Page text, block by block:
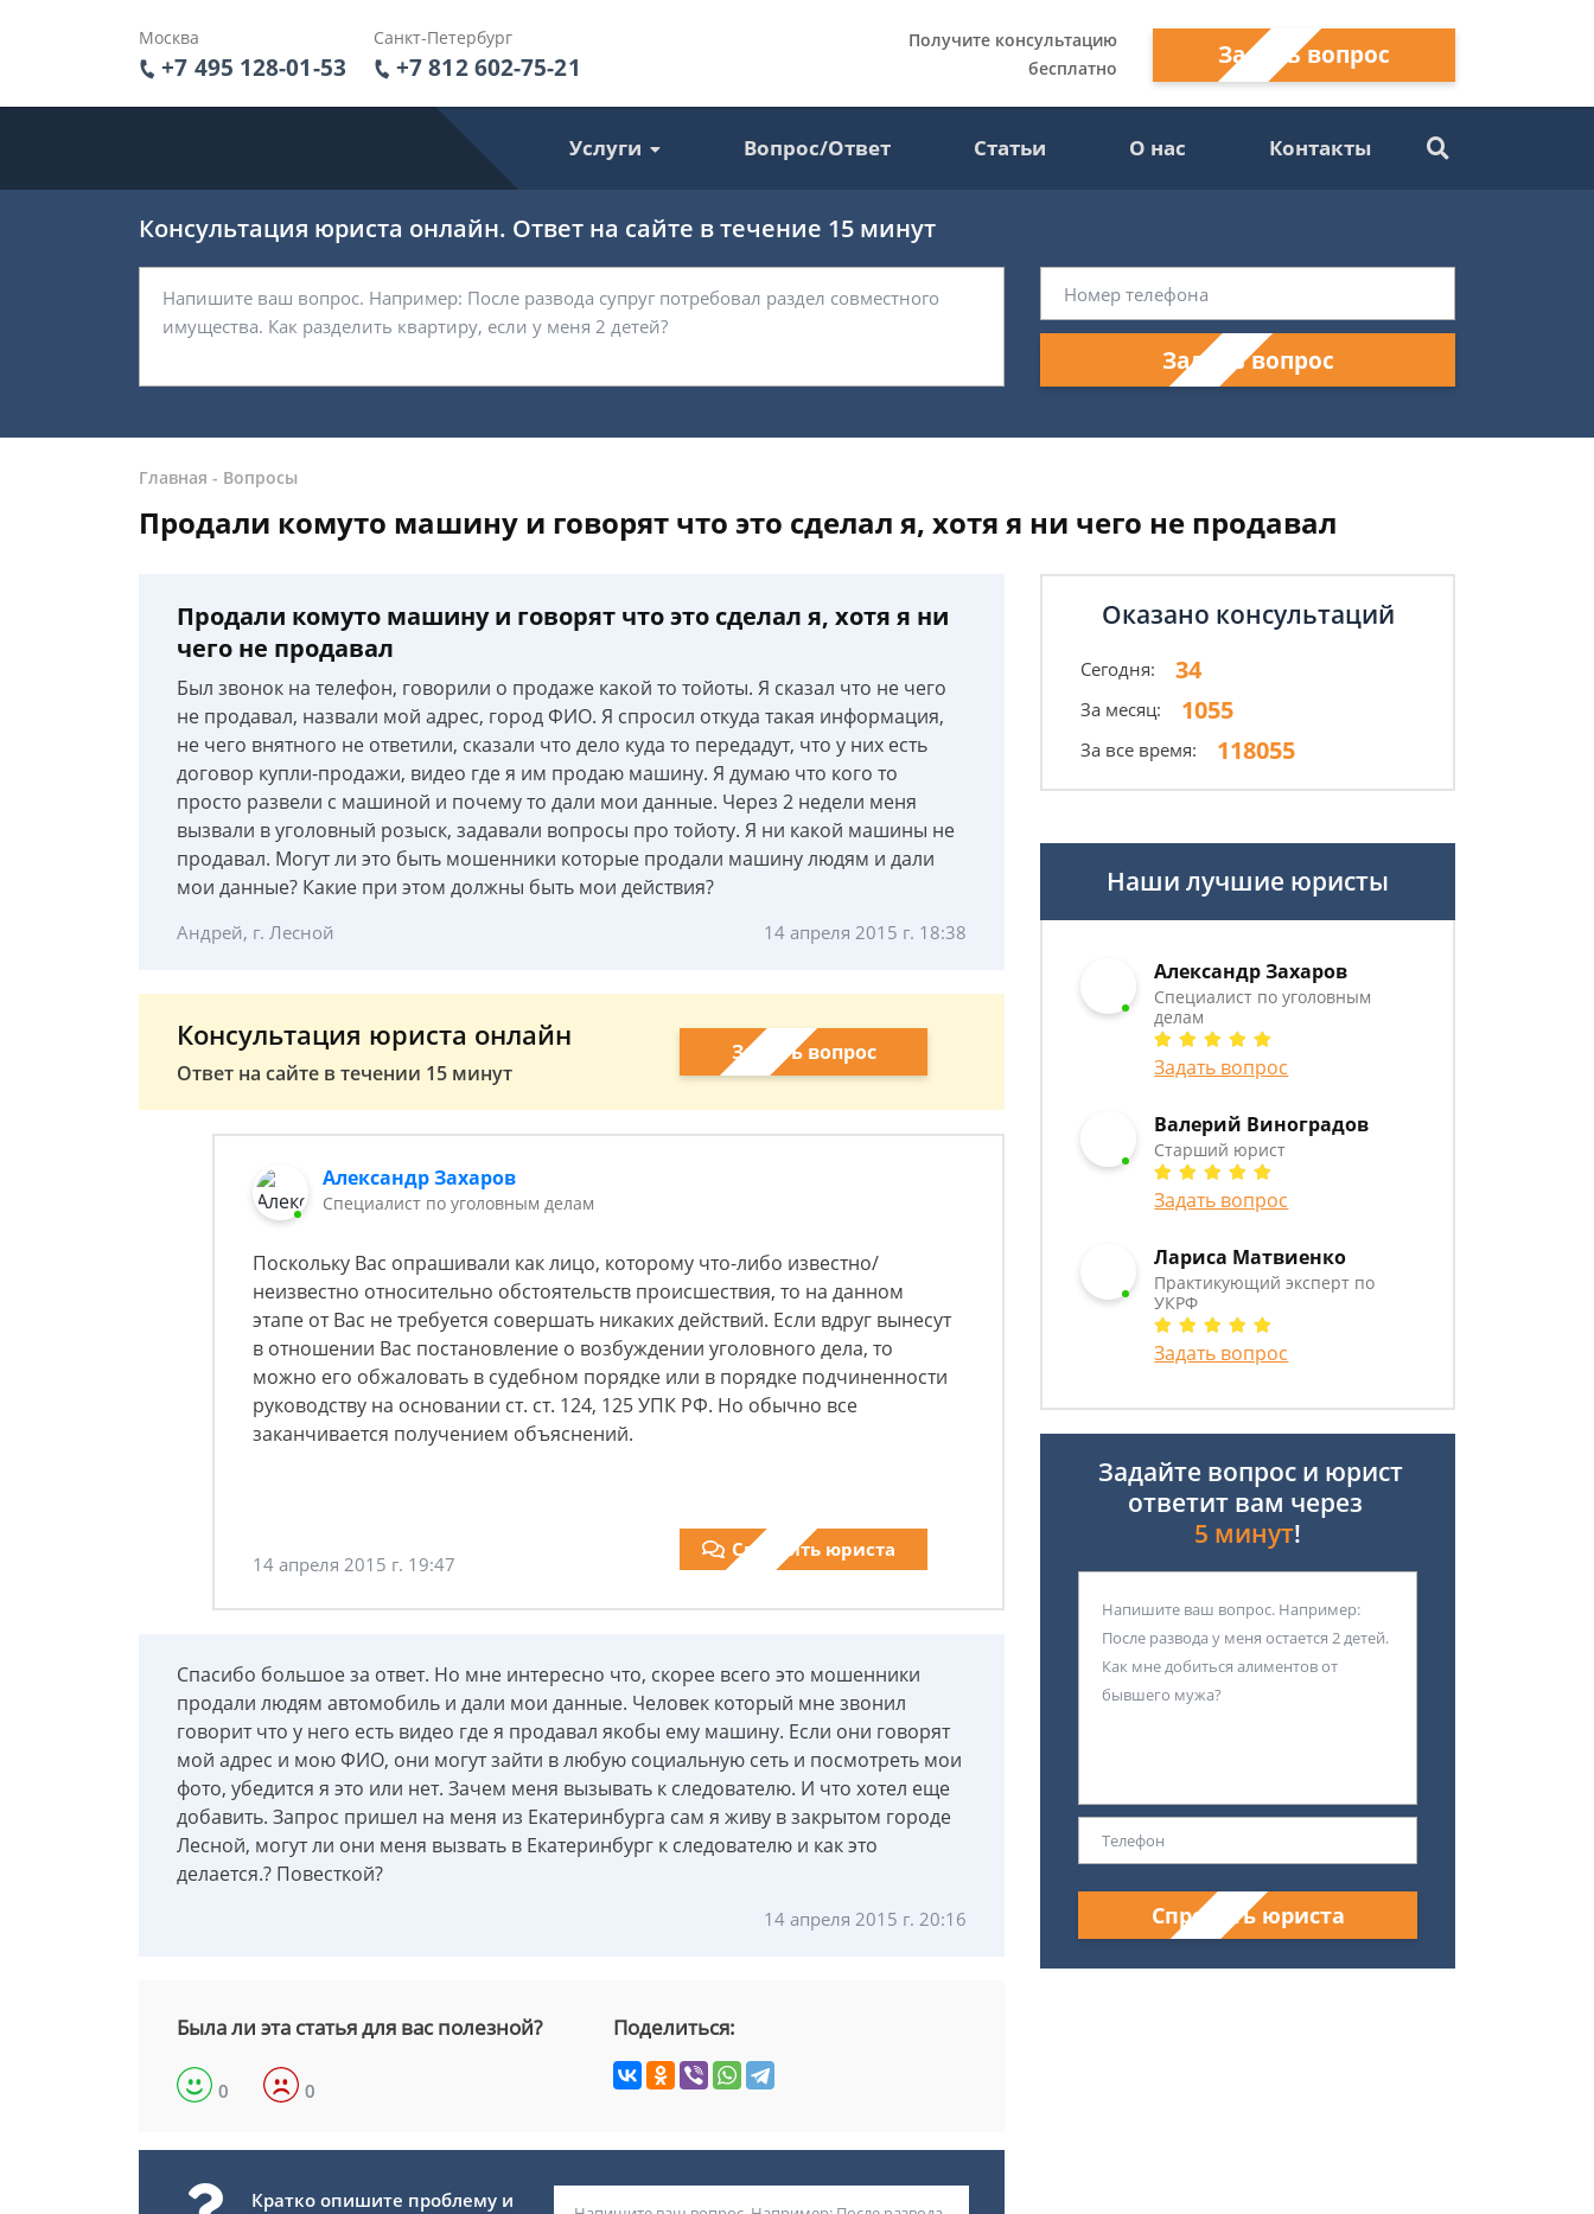
Москва
+7 495 128-01-53
Санкт-Петербург
+7 812 602-75-21
Получите консультацию
бесплатно
Задать вопрос
Услуги Вопрос/Ответ Статьи О нас Контакты
Консультация юриста онлайн. Ответ на сайте в течение 15 минут
Задать вопрос
Главная - Вопросы
Продали комуто машину и говорят что это сделал я, хотя я ни чего не продавал
Продали комуто машину и говорят что это сделал я, хотя я ни
чего не продавал
Был звонок на телефон, говорили о продаже какой то тойоты. Я сказал что не чего
не продавал, назвали мой адрес, город ФИО. Я спросил откуда такая информация,
не чего внятного не ответили, сказали что дело куда то передадут, что у них есть
договор купли-продажи, видео где я им продаю машину. Я думаю что кого то
просто развели с машиной и почему то дали мои данные. Через 2 недели меня
вызвали в уголовный розыск, задавали вопросы про тойоту. Я ни какой машины не
продавал. Могут ли это быть мошенники которые продали машину людям и дали
мои данные? Какие при этом должны быть мои действия?
Андрей, г. Лесной 14 апреля 2015 г. 18:38
Консультация юриста онлайн
Ответ на сайте в течении 15 минут
Задать вопрос
Александр Захаров
Специалист по уголовным делам
Поскольку Вас опрашивали как лицо, которому что-либо известно/
неизвестно относительно обстоятельств происшествия, то на данном
этапе от Вас не требуется совершать никаких действий. Если вдруг вынесут
в отношении Вас постановление о возбуждении уголовного дела, то
можно его обжаловать в судебном порядке или в порядке подчиненности
руководству на основании ст. ст. 124, 125 УПК РФ. Но обычно все
заканчивается получением объяснений.
14 апреля 2015 г. 19:47
Спросить юриста
Спасибо большое за ответ. Но мне интересно что, скорее всего это мошенники
продали людям автомобиль и дали мои данные. Человек который мне звонил
говорит что у него есть видео где я продавал якобы ему машину. Если они говорят
мой адрес и мою ФИО, они могут зайти в любую социальную сеть и посмотреть мои
фото, убедится я это или нет. Зачем меня вызывать к следователю. И что хотел еще
добавить. Запрос пришел на меня из Екатеринбурга сам я живу в закрытом городе
Лесной, могут ли они меня вызвать в Екатеринбург к следователю и как это
делается.? Повесткой?
14 апреля 2015 г. 20:16
Была ли эта статья для вас полезной?
0 0
Поделиться:
Кратко опишите проблему и
Оказано консультаций
Сегодня: 34
За месяц: 1055
За все время: 118055
Наши лучшие юристы
Александр Захаров
Специалист по уголовным
делам
Задать вопрос
Валерий Виноградов
Старший юрист
Задать вопрос
Лариса Матвиенко
Практикующий эксперт по
УКРФ
Задать вопрос
Задайте вопрос и юрист
ответит вам через
5 минут!
Спросить юриста